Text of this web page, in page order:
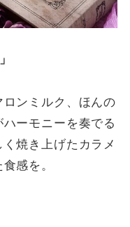
ンミルク、ほんの
ーモニーを奏でる
焼き上げたカラメ
感を。